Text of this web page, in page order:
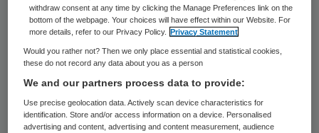
In het najaar van 2010 starten elf
kortelijnsverpleegkundigen bij deCHPZoB
Zij moeten laagcomplexe spoedeisende
(huisartsen-) zorg verlenen buiten
kantooruren om de druk op de
withdraw consent at any time by clicking the Manage Preferences link on the
bottom of the webpage. Your choices will have effect within our Website. For
more details, refer to our Privacy Policy.
Privacy Statement
Would you rather not? Then we only place essential and statistical cookies,
these do not record any data about you as a person
We and our partners process data to provide:
Use precise geolocation data. Actively scan device characteristics for
identification. Store and/or access information on a device. Personalised
advertising and content, advertising and content measurement, audience